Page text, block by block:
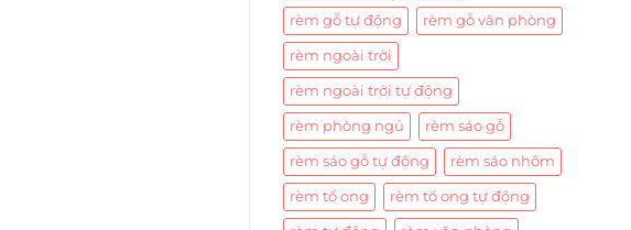
rèm gỗ tự động rèm gỗ văn phòng
rèm ngoài trời
rèm ngoài trời tự động
rèm phòng ngủ rèm sáo gỗ
rèm sáo gỗ tự động rèm sáo nhôm
rèm tổ ong rèm tổ ong tự động